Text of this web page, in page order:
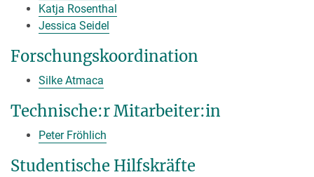
Katja Rosenthal
Jessica Seidel
Forschungskoordination
Silke Atmaca
Technische:r Mitarbeiter:in
Peter Fröhlich
Studentische Hilfskräfte